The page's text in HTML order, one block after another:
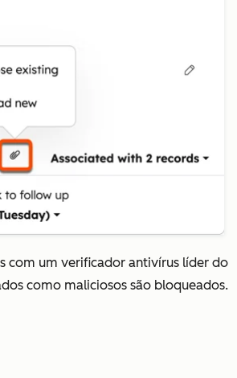
com um verificador antivírus líder do
como maliciosos são bloqueados.